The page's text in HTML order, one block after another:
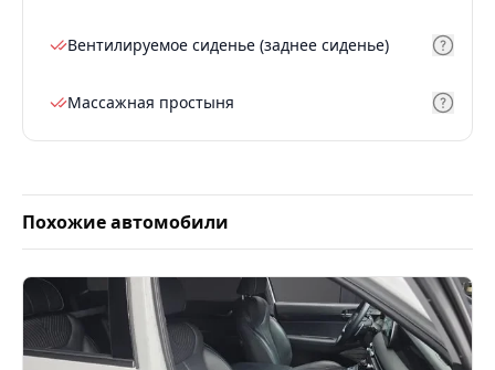
Вентилируемое сиденье (заднее сиденье)
Массажная простыня
Похожие автомобили